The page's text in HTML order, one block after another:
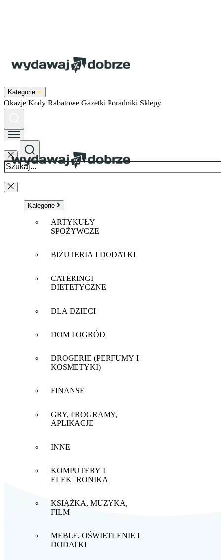
Kategorie
Okazje Kody Rabatowe Gazetki Poradniki Sklepy
Kategorie
ARTYKUŁY
SPOŻYWCZE
BIŻUTERIA I DODATKI
CATERINGI
DIETETYCZNE
DLA DZIECI
DOM I OGRÓD
DROGERIE (PERFUMY I
KOSMETYKI)
FINANSE
GRY, PROGRAMY,
APLIKACJE
INNE
KOMPUTERY I
ELEKTRONIKA
KSIĄŻKA, MUZYKA,
FILM
MEBLE, OŚWIETLENIE I
DODATKI